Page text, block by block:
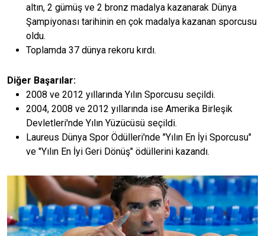
altın, 2 gümüş ve 2 bronz madalya kazanarak Dünya
Şampiyonası tarihinin en çok madalya kazanan sporcusu
oldu.
Toplamda 37 dünya rekoru kırdı.
Diğer Başarılar:
2008 ve 2012 yıllarında Yılın Sporcusu seçildi.
2004, 2008 ve 2012 yıllarında ise Amerika Birleşik
Devletleri'nde Yılın Yüzücüsü seçildi.
Laureus Dünya Spor Ödülleri'nde "Yılın En İyi Sporcusu"
ve "Yılın En İyi Geri Dönüş" ödüllerini kazandı.